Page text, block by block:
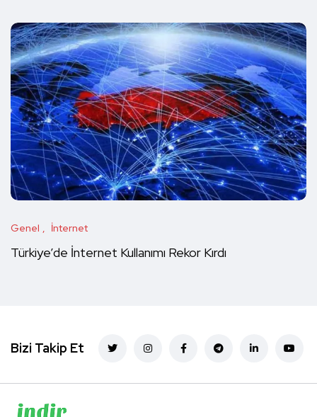
Genel İnternet
Türkiye’de İnternet Kullanımı Rekor Kırdı
Bizi Takip Et